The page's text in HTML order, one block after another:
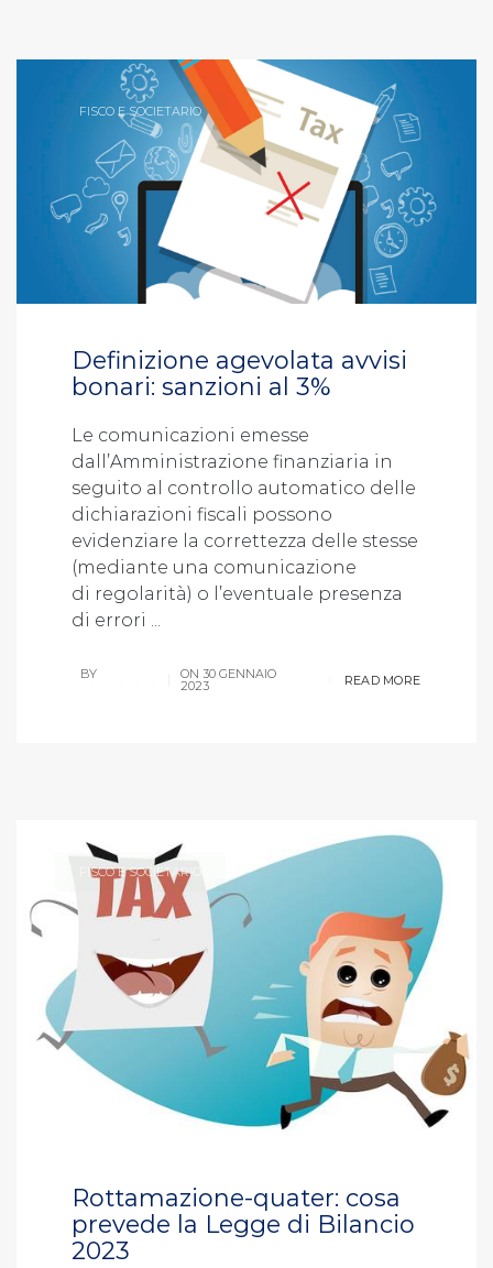
FISCO E SOCIETARIO
Definizione agevolata avvisi
bonari: sanzioni al 3%
Le comunicazioni emesse
dall’Amministrazione finanziaria in
seguito al controllo automatico delle
dichiarazioni fiscali possono
evidenziare la correttezza delle stesse
(mediante una comunicazione
di regolarità) o l’eventuale presenza
di errori ...
BY ON 30 GENNAIO
2023 READ MORE
FISCO E SOCIETARIO
Rottamazione-quater: cosa
prevede la Legge di Bilancio
2023